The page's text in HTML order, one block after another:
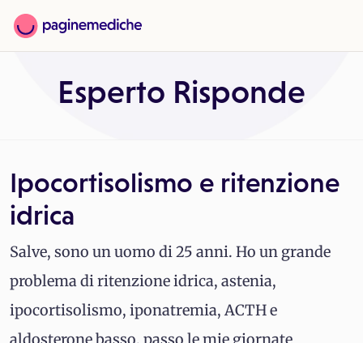
Esperto Risponde
Ipocortisolismo e ritenzione
idrica
Salve, sono un uomo di 25 anni. Ho un grande
problema di ritenzione idrica, astenia,
ipocortisolismo, iponatremia, ACTH e